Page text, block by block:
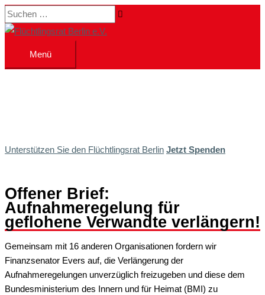
Zum
Inhalt
Suchen …
Menü
Menü
Unterstützen Sie den Flüchtlingsrat Berlin Jetzt Spenden
Offener Brief:
Aufnahmeregelung für
geflohene Verwandte verlängern!
Gemeinsam mit 16 anderen Organisationen fordern wir
Finanzsenator Evers auf, die Verlängerung der
Aufnahmeregelungen unverzüglich freizugeben und diese dem
Bundesministerium des Innern und für Heimat (BMI) zu